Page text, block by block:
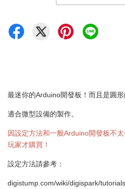
最迷你的Arduino開發板！而且是圓形
適合微型設備的製作。
因設定方法和一般Arduino開發板不
玩家才購買！
設定方法請參考：
digistump.com/wiki/digispark/